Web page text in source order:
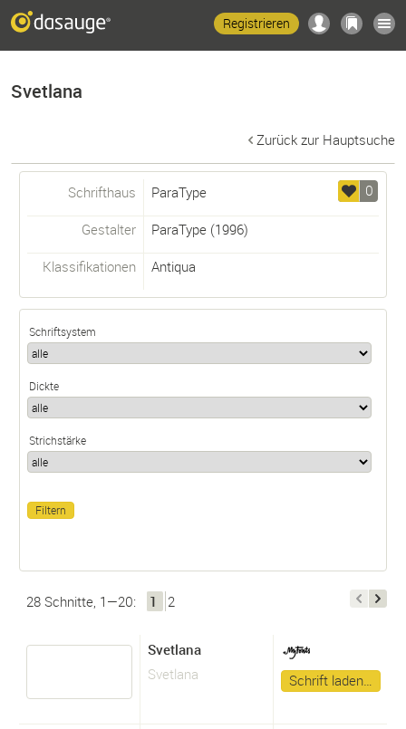
Registrieren
Svetlana
Zurück zur Hauptsuche
0
Schrifthaus ParaType
Gestalter ParaType(1996)
Klassifikationen Antiqua
Schriftsystem
Dickte
Strichstärke
28 Schnitte, 1—20: 1 2
Svetlana
Svetlana
Schrift laden…